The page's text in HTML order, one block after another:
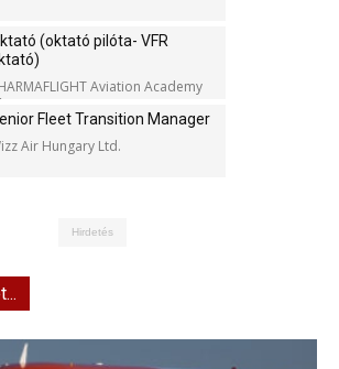
(oktató pilóta- VFR
Aviation Academy
Fleet Transition Manager
Air Hungary Ltd.
Hirdetés